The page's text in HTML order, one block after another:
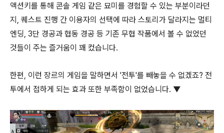
액션키를 통해 콘솔 게임 같은 묘미를 경험할 수 있는 부분이라던
지, 퀘스트 진행 간 이용자의 선택에 따라 스토리가 달라지는 멀티
엔딩, 3단 경공과 협동 경공 등 기존 무협 작품에서 볼 수 없었던
것들이 주는 즐거움이 꽤 컸습니다.
한편, 이런 장르의 게임을 말하면서 '전투'를 빼놓을 수 없겠죠? 전
투에서 접하게 되는 효과 또한 부족함이 없었습니다. ▼